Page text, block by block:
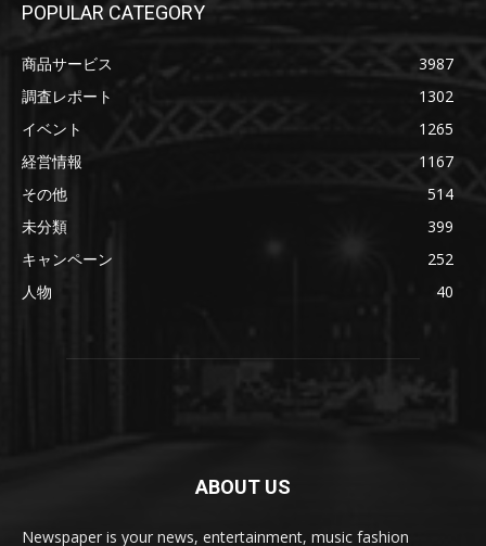
POPULAR CATEGORY
商品サービス
3987
調査レポート
1302
イベント
1265
経営情報
1167
その他
514
未分類
399
キャンペーン
252
人物
40
ABOUT US
Newspaper is your news, entertainment, music fashion